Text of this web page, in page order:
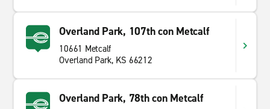
Overland Park, 107th con Metcalf
10661 Metcalf
Overland Park, KS 66212
Overland Park, 78th con Metcalf